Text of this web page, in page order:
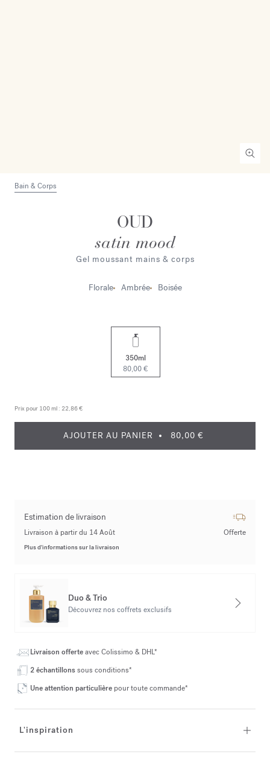
Bain & Corps
OUD
satin mood
Gel moussant mains & corps
Florale Ambrée Boisée
350ml
80,00 €
Prix pour 100 ml : 22,86 €
AJOUTER AU PANIER 80,00 €
Estimation de livraison
Livraison à partir du 14 Août Offerte
Plus d’informations sur la livraison
Duo & Trio
Découvrez nos coffrets exclusifs
Livraison offerteavec Colissimo & DHL*
2 échantillonssous conditions*
Une attention particulière pour toute commande*
L'inspiration